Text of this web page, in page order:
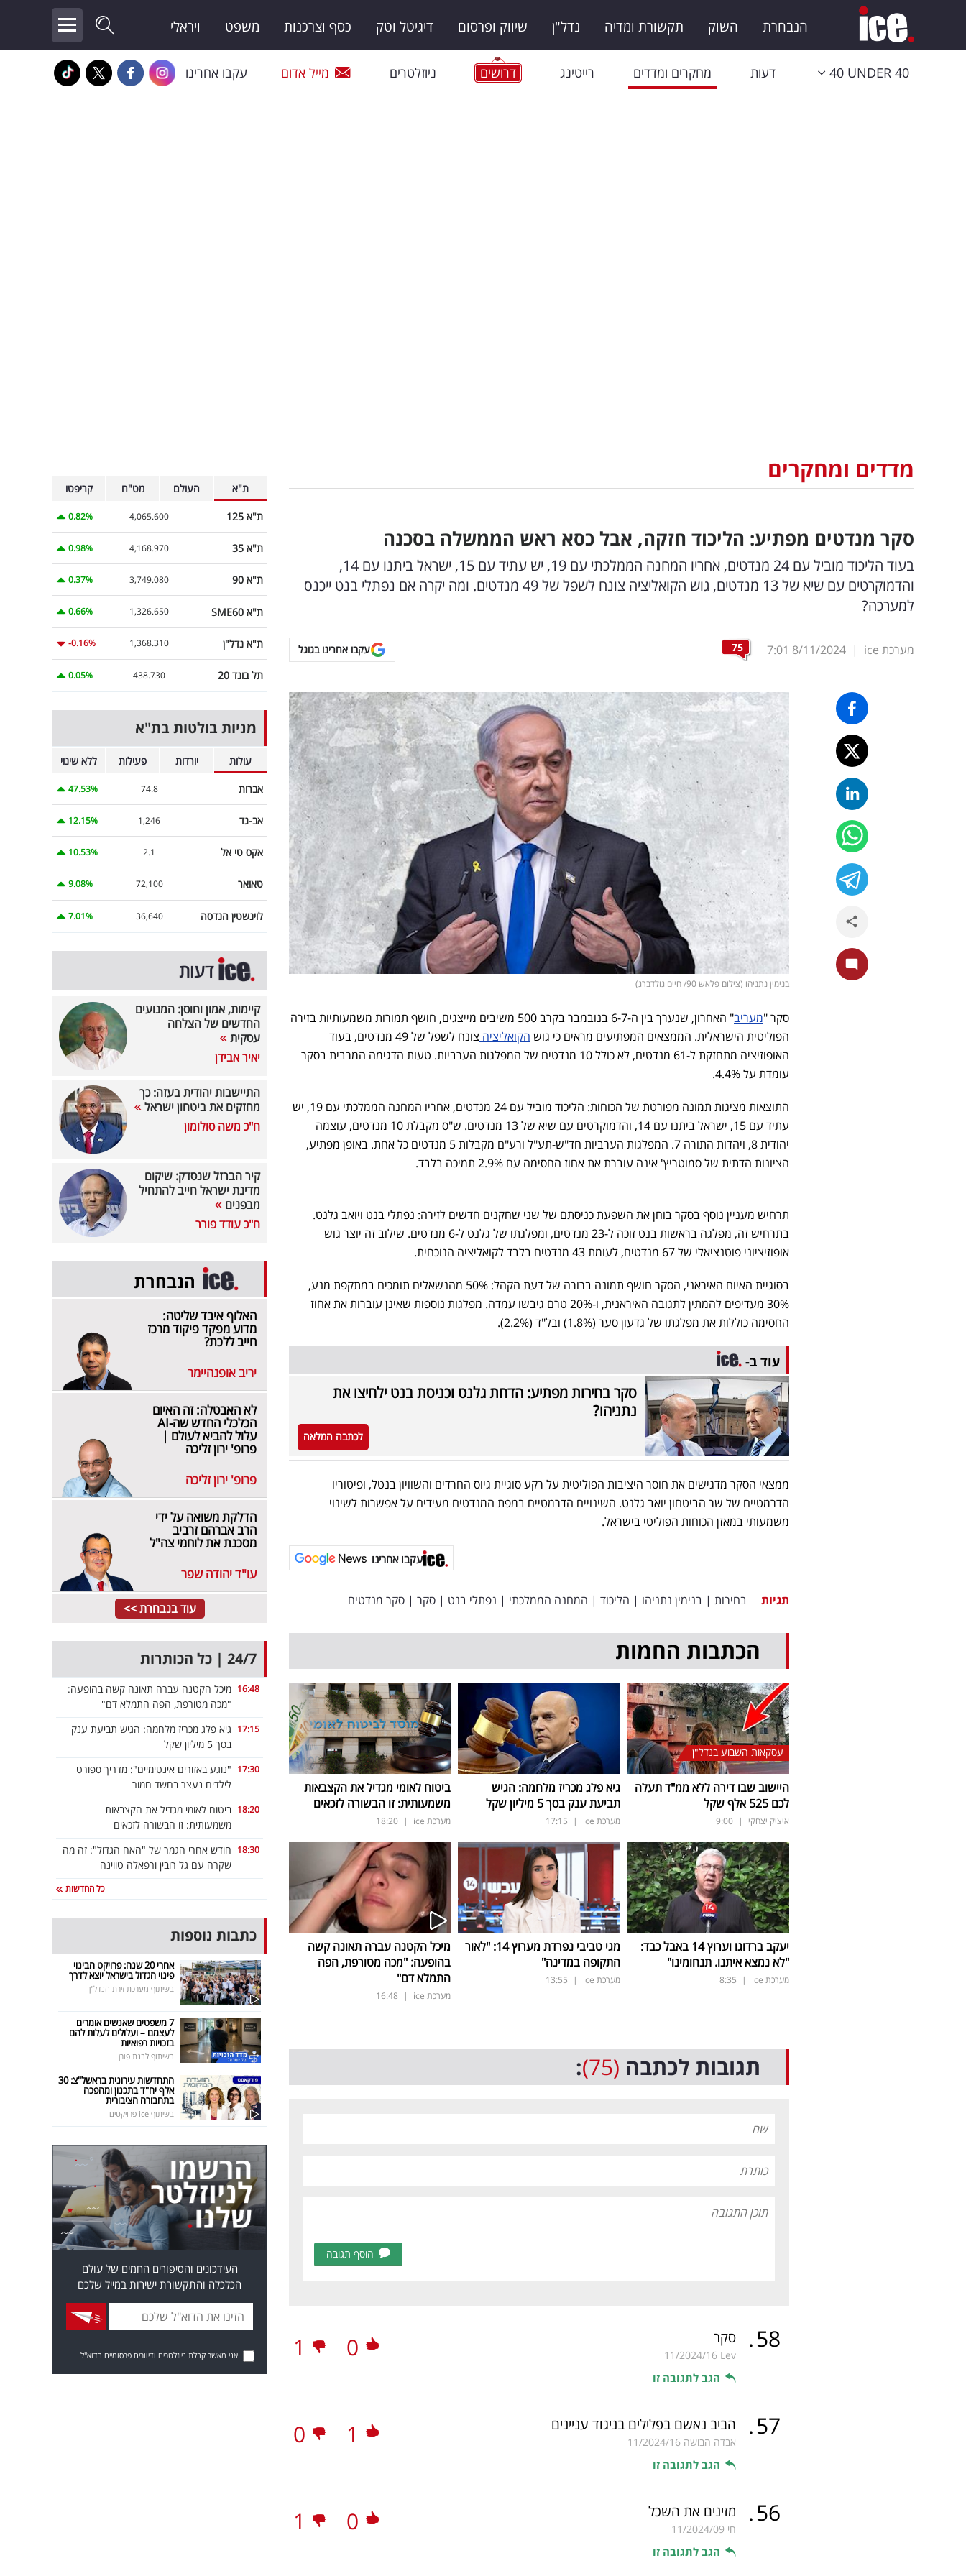
הנבחרת השוק תקשורת ומדיה נדל"ן שיווק ופרסום דיגיטל וטק כסף וצרכנות משפט ויראלי
40 UNDER 40 דעות מחקרים ומדדים רייטינג דרושים ניוזלטרים מייל אדום עקבו אחרינו
מדדים ומחקרים
סקר מנדטים מפתיע: הליכוד חזקה, אבל כסא ראש הממשלה בסכנה
בעוד הליכוד מוביל עם 24 מנדטים, אחריו המחנה הממלכתי עם 19, יש עתיד עם 15, ישראל ביתנו עם 14,
והדמוקרטים עם שיא של 13 מנדטים, גוש הקואליציה צונח לשפל של 49 מנדטים. ומה יקרה אם נפתלי בנט ייכנס
למערכה?
מערכת ice |
8/11/2024
7:01
75 עקבו אחרינו בגוגל
בנימין נתניהו (צילום פלאש 90/ חיים גולדברג)
סקר "מעריב
" האחרון, שנערך בין ה-6-7 בנובמבר בקרב 500 משיבים מייצגים, חושף תמורות משמעותיות בזירה
הפוליטית הישראלית. הממצאים המפתיעים מראים כי גוש הקואליציה
צונח לשפל של 49 מנדטים, בעוד
האופוזיציה מתחזקת ל-61 מנדטים, לא כולל 10 מנדטים של המפלגות הערביות. טעות הדגימה המרבית בסקר
עומדת על 4.4%.
התוצאות מציגות תמונה מפורטת של הכוחות: הליכוד מוביל עם 24 מנדטים, אחריו המחנה הממלכתי עם 19, יש
עתיד עם 15, ישראל ביתנו עם 14, והדמוקרטים עם שיא של 13 מנדטים. ש"ס מקבלת 10 מנדטים, עוצמה
יהודית 8, ויהדות התורה 7. המפלגות הערביות חד"ש-תע"ל ורע"ם מקבלות 5 מנדטים כל אחת. באופן מפתיע,
הציונות הדתית של סמוטריץ' אינה עוברת את אחוז החסימה עם 2.9% תמיכה בלבד.
תרחיש מעניין נוסף בסקר בוחן את השפעת כניסתם של שני שחקנים חדשים לזירה: נפתלי בנט ויואב גלנט.
בתרחיש זה, מפלגה בראשות בנט זוכה ל-23 מנדטים, ומפלגתו של גלנט ל-6 מנדטים. שילוב זה יוצר גוש
אופוזיציוני פוטנציאלי של 67 מנדטים, לעומת 43 מנדטים בלבד לקואליציה הנוכחית.
בסוגיית האיום האיראני, הסקר חושף תמונה ברורה של דעת הקהל: 50% מהנשאלים תומכים במתקפת מנע,
30% מעדיפים להמתין לתגובה האיראנית, ו-20% טרם גיבשו עמדה. מפלגות נוספות שאינן עוברות את אחוז
החסימה כוללות את מפלגתו של גדעון סער (1.8%) ובל"ד (2.2%).
עוד ב-
סקר בחירות מפתיע: הדחת גלנט וכניסת בנט ילחיצו את
נתניהו?
לכתבה המלאה
ממצאי הסקר מדגישים את חוסר היציבות הפוליטית על רקע סוגיית גיוס החרדים והשוויון בנטל, ופיטוריו
הדרמטיים של שר הביטחון יואב גלנט. השינויים הדרמטיים במפת המנדטים מעידים על אפשרות לשינוי
משמעותי במאזן הכוחות הפוליטי בישראל.
עקבו אחרינו
תגיות בחירות | בנימין נתניהו | הליכוד | המחנה הממלכתי | נפתלי בנט | סקר | סקר מנדטים
הכתבות החמות
עסקאות השבוע בנדל"ן
היישוב שבו דירה ללא ממ"ד תעלה
לכם 525 אלף שקל
איציק יצחקי |
9:00
גיא פלג מכריז מלחמה: הגיש
תביעת ענק בסך 5 מיליון שקל
מערכת ice |
17:15
ביטוח לאומי מגדיל את הקצבאות
משמעותית: זו הבשורה לזכאים
מערכת ice |
18:20
יעקב ברדוגו וערוץ 14 באבל כבד:
"לא נמצא איתנו. תנחומינו"
מערכת ice |
8:35
מגי טביבי נפרדת מערוץ 14: "לאור
התקופה במדינה"
מערכת ice |
13:55
מיכל הקטנה עברה תאונה קשה
בהופעה: "מכה מטורפת, הפה
התמלא דם"
מערכת ice |
16:48
תגובות לכתבה (75)
:
הוסף תגובה
58
. סקר
Lev
11/2024/16
הגב לתגובה זו
0
1
57
. הביב נאשם בפלילים בניגוד עניינים
אבדה הבושה 11/2024/16
הגב לתגובה זו
1
0
56
. מזינים את השכל
חי 11/2024/09
הגב לתגובה זו
0
1
ת"א העולם מט"ח קריפטו
ת"א 125 4,065.600
0.82%
ת"א 35 4,168.970
0.98%
ת"א 90 3,749.080
0.37%
ת"א SME60 1,326.650
0.66%
ת"א נדל"ן 1,368.310
-0.16%
תל בונד 20 438.730
0.05%
מניות בולטות בת"א
עולות יורדות פעילות ללא שינוי
אברות 74.8
47.53%
אב-גד 1,246
12.15%
אקס טי אל 2.1
10.53%
טאואר 72,100
9.08%
לוינשטין הנדסה 36,640
7.01%
דעות
קיימות, אמון וחוסן: המנועים
החדשים של הצלחה
עסקית
יאיר אבידן
התיישבות יהודית בעזה: כך
מחזקים את ביטחון ישראל
ח"כ משה סולומון
קיר הברזל שנסדק: שיקום
מדינת ישראל חייב להתחיל
מבפנים
ח"כ עודד פורר
הנבחרת
האלוף איבד שליטה:
מדוע מפקד פיקוד מרכז
חייב ללכת?
יריב אופנהיימר
לא האבטלה: זה האיום
הכלכלי החדש שה-AI
עלול להביא לעולם |
פרופ' ירון זליכה
פרופ' ירון זליכה
הדלקת משואה על ידי
הרב אברהם זרביב
מסכנת את לוחמי צה"ל
עו"ד יהודה שפר
עוד בנבחרת >>
24/7 | כל הכותרות
16:48 מיכל הקטנה עברה תאונה קשה בהופעה:
"מכה מטורפת, הפה התמלא דם"
17:15 גיא פלג מכריז מלחמה: הגיש תביעת ענק
בסך 5 מיליון שקל
17:30 "נוגע באזורים אינטימיים": מדריך ספורט
לילדים נעצר בחשד חמור
18:20 ביטוח לאומי מגדיל את הקצבאות
משמעותית: זו הבשורה לזכאים
18:30 חודש אחרי הגמר של "האח הגדול": זה מה
שקרה עם גל רובין ורפאלה טווינה
כל החדשות
כתבות נוספות
אחרי 20 שנה: פרויקט הבינוי
פינוי הגדול בישראל יוצא לדרך
בשיתוף מערכת זירת הנדל"ן
7 משפטים שאנשים אומרים
לעצמם – ועלולים לעלות להם
בזכויות רפואיות
בשיתוף לבנת פורן
התחדשות עירונית בראשל"צ: 30
אלף יח"ד בתכנון ומהפכה
בתחבורה הציבורית
בשיתוף ice פרויקטים
העידכונים והסיפורים החמים של עולם
הכלכלה והתקשורת ישירות במייל שלכם
אני מאשר קבלת ניוזלטרים ודיוורים פרסומיים בדוא"ל